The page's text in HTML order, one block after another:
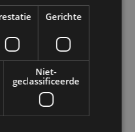
Integra
INTEGRA KOKSMES -
23CM
€57.95
Gerichte
Niet-
geclassificeerde